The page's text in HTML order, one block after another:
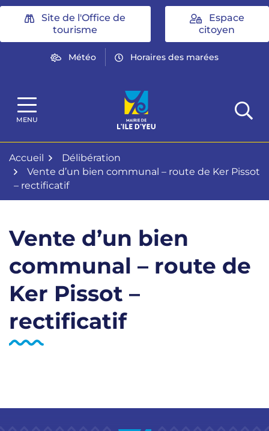
Gestion des traceurs
Aller
Météo Horaires des marées
Site de l'Office de
tourisme
Espace
citoyen
MENU Mairie de l'Île d'Yeu
Accueil
Délibération
Vente d’un bien communal – route de Ker Pissot
– rectificatif
Vente d’un bien
communal – route de
Ker Pissot –
rectificatif